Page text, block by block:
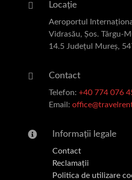
Locație
Aeroportul
Vidrasău, Șos. Târgu-
14.5 Județul Mureș,
Contact
Telefon: +40 774 076
Email:
Informații legale
Contact
Reclamații
Politica de utilizare